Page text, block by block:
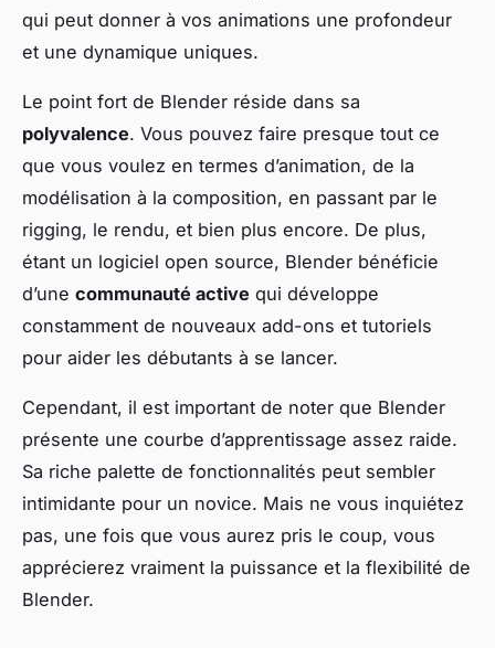
qui peut donner à vos animations une profondeur
et une dynamique uniques.
Le point fort de Blender réside dans sa
polyvalence. Vous pouvez faire presque tout ce
que vous voulez en termes d’animation, de la
modélisation à la composition, en passant par le
rigging, le rendu, et bien plus encore. De plus,
étant un logiciel open source, Blender bénéficie
d’une communauté active qui développe
constamment de nouveaux add-ons et tutoriels
pour aider les débutants à se lancer.
Cependant, il est important de noter que Blender
présente une courbe d’apprentissage assez raide.
Sa riche palette de fonctionnalités peut sembler
intimidante pour un novice. Mais ne vous inquiétez
pas, une fois que vous aurez pris le coup, vous
apprécierez vraiment la puissance et la flexibilité de
Blender.